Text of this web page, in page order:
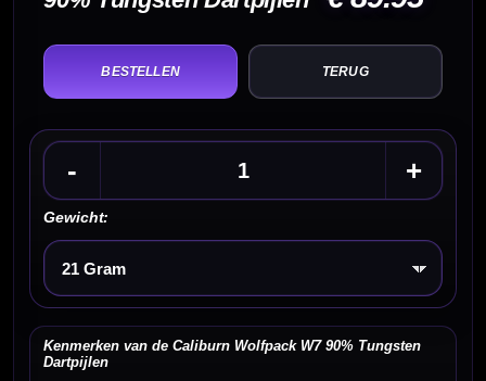
TERUG
- +
Gewicht:
Kies een optie
Kenmerken van de Caliburn Wolfpack W7 90% Tungsten
Dartpijlen